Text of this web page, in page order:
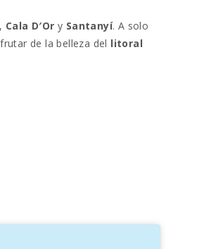
, Cala D′Or y Santanyí. A solo
de la belleza del litoral